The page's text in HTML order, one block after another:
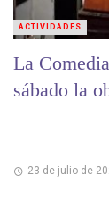
La
sábado la
23 de julio de
ACTIVIDADES